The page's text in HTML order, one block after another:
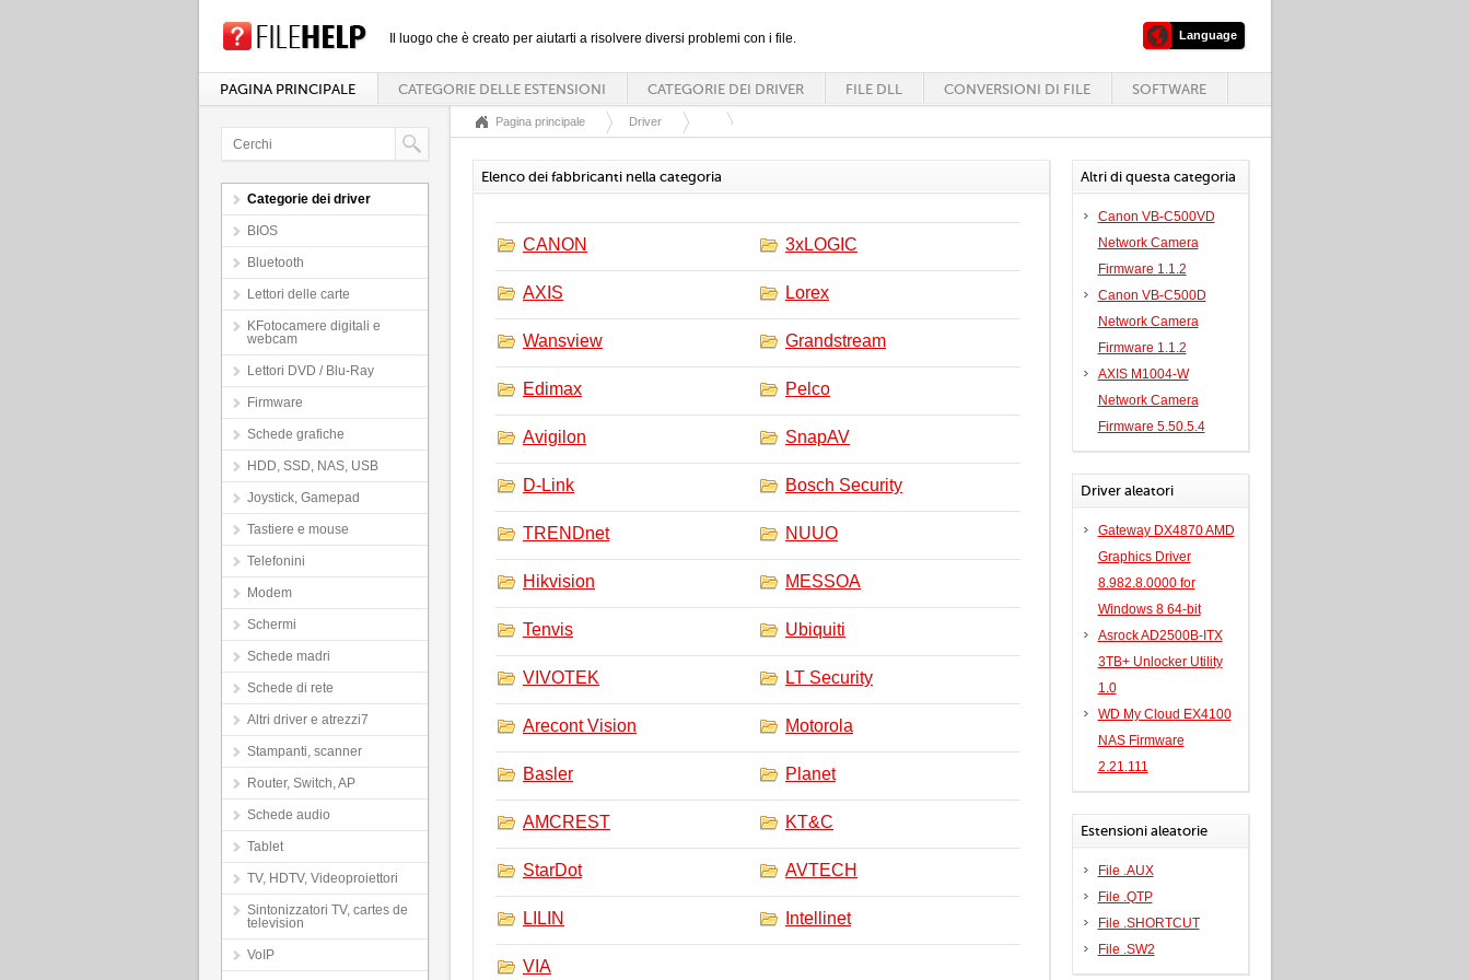
Il luogo che è creato per aiutarti a risolvere diversi problemi con i file. Language
PAGINA PRINCIPALE CATEGORIE DELLE ESTENSIONI CATEGORIE DEI DRIVER FILE DLL CONVERSIONI DI FILE SOFTWARE
Categorie dei driver
BIOS
Bluetooth
Lettori delle carte
KFotocamere digitali e
webcam
Lettori DVD / Blu-Ray
Firmware
Schede grafiche
HDD, SSD, NAS, USB
Joystick, Gamepad
Tastiere e mouse
Telefonini
Modem
Schermi
Schede madri
Schede di rete
Altri driver e atrezzi7
Stampanti, scanner
Router, Switch, AP
Schede audio
Tablet
TV, HDTV, Videoproiettori
Sintonizzatori TV, cartes de
television
VoIP
Pagina principale Driver
Elenco dei fabbricanti nella categoria
CANON
AXIS
Wansview
Edimax
Avigilon
D-Link
TRENDnet
Hikvision
Tenvis
VIVOTEK
Arecont Vision
Basler
AMCREST
StarDot
LILIN
VIA
3xLOGIC
Lorex
Grandstream
Pelco
SnapAV
Bosch Security
NUUO
MESSOA
Ubiquiti
LT Security
Motorola
Planet
KT&C
AVTECH
Intellinet
Altri di questa categoria
Canon VB-C500VD
Network Camera
Firmware 1.1.2
Canon VB-C500D
Network Camera
Firmware 1.1.2
AXIS M1004-W
Network Camera
Firmware 5.50.5.4
Driver aleatori
Gateway DX4870 AMD
Graphics Driver
8.982.8.0000 for
Windows 8 64-bit
Asrock AD2500B-ITX
3TB+ Unlocker Utility
1.0
WD My Cloud EX4100
NAS Firmware
2.21.111
Estensioni aleatorie
File .AUX
File .QTP
File .SHORTCUT
File .SW2